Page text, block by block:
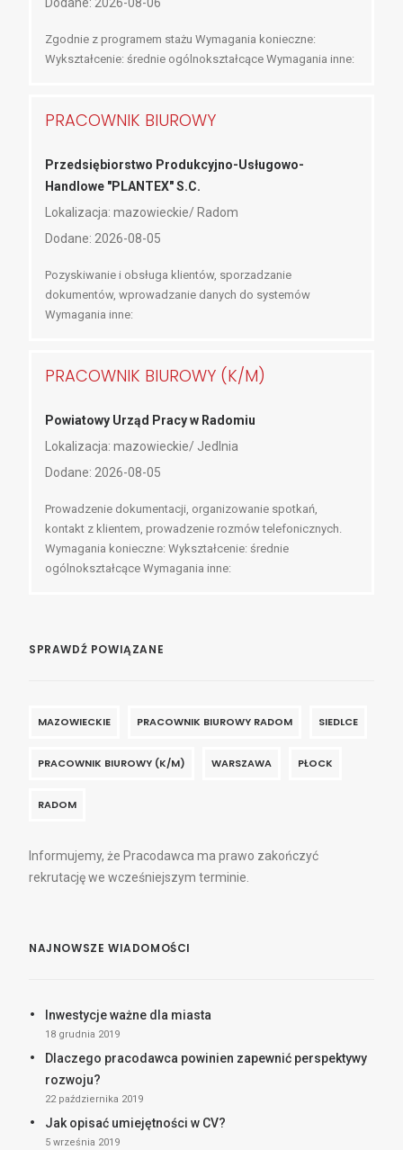
Zgodnie z programem stażu Wymagania konieczne:
Wykształcenie: średnie ogólnokształcące Wymagania inne:
PRACOWNIK BIUROWY
Przedsiębiorstwo Produkcyjno-Usługowo-
Handlowe "PLANTEX" S.C.
Lokalizacja: mazowieckie/ Radom
Dodane: 2026-08-05
Pozyskiwanie i obsługa klientów, sporzadzanie
dokumentów, wprowadzanie danych do systemów
Wymagania inne:
PRACOWNIK BIUROWY (K/M)
Powiatowy Urząd Pracy w Radomiu
Lokalizacja: mazowieckie/ Jedlnia
Dodane: 2026-08-05
Prowadzenie dokumentacji, organizowanie spotkań,
kontakt z klientem, prowadzenie rozmów telefonicznych.
Wymagania konieczne: Wykształcenie: średnie
ogólnokształcące Wymagania inne:
SPRAWDŹ POWIĄZANE
MAZOWIECKIE PRACOWNIK BIUROWY RADOM SIEDLCE
PRACOWNIK BIUROWY (K/M) WARSZAWA PŁOCK
RADOM
Informujemy, że Pracodawca ma prawo zakończyć
rekrutację we wcześniejszym terminie.
NAJNOWSZE WIADOMOŚCI
Inwestycje ważne dla miasta
18 grudnia 2019
Dlaczego pracodawca powinien zapewnić perspektywy
rozwoju?
22 października 2019
Jak opisać umiejętności w CV?
5 września 2019